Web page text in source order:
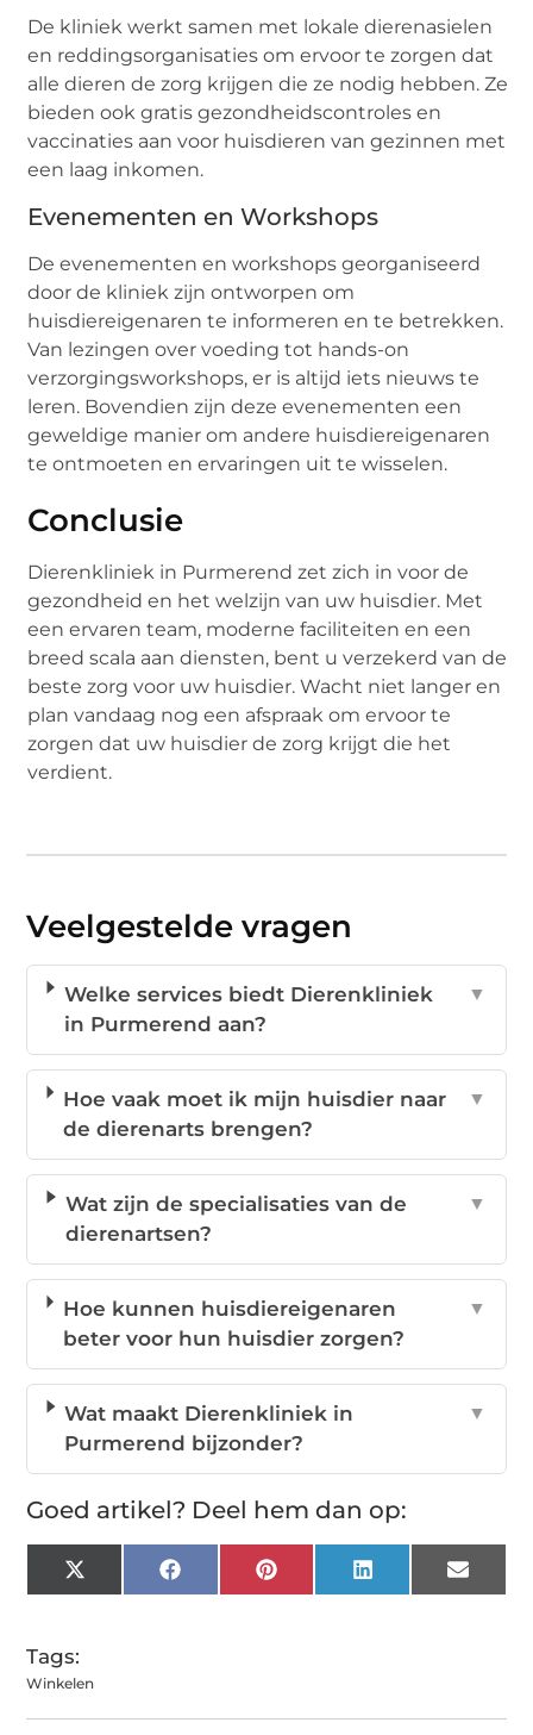
De kliniek werkt samen met lokale dierenasielen
en reddingsorganisaties om ervoor te zorgen dat
alle dieren de zorg krijgen die ze nodig hebben. Ze
bieden ook gratis gezondheidscontroles en
vaccinaties aan voor huisdieren van gezinnen met
een laag inkomen.
Evenementen en Workshops
De evenementen en workshops georganiseerd
door de kliniek zijn ontworpen om
huisdiereigenaren te informeren en te betrekken.
Van lezingen over voeding tot hands-on
verzorgingsworkshops, er is altijd iets nieuws te
leren. Bovendien zijn deze evenementen een
geweldige manier om andere huisdiereigenaren
te ontmoeten en ervaringen uit te wisselen.
Conclusie
Dierenkliniek in Purmerend zet zich in voor de
gezondheid en het welzijn van uw huisdier. Met
een ervaren team, moderne faciliteiten en een
breed scala aan diensten, bent u verzekerd van de
beste zorg voor uw huisdier. Wacht niet langer en
plan vandaag nog een afspraak om ervoor te
zorgen dat uw huisdier de zorg krijgt die het
verdient.
Veelgestelde vragen
Welke services biedt Dierenkliniek
in Purmerend aan?
▼
Hoe vaak moet ik mijn huisdier naar
de dierenarts brengen?
▼
Wat zijn de specialisaties van de
dierenartsen?
▼
Hoe kunnen huisdiereigenaren
beter voor hun huisdier zorgen?
▼
Wat maakt Dierenkliniek in
Purmerend bijzonder?
▼
Goed artikel? Deel hem dan op:
X
(Twitter)
FacebookPinterest LinkedIn Email
Tags:
Winkelen